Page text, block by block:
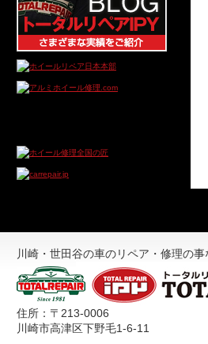
川崎・世田谷の車のリペア・修理の事
住所：〒213-0006
川崎市高津区下野毛1-6-11